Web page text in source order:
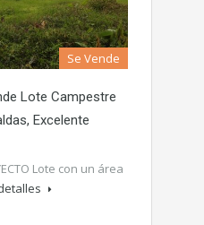
Se Vende
Lote Campestre
Excelente
Lote con un área